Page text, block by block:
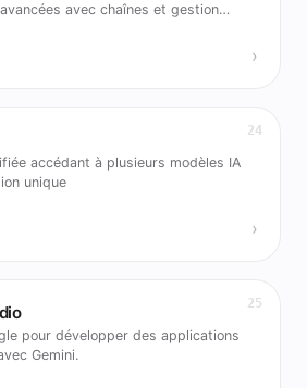
avec chaînes et gestion
›
24
accédant à plusieurs modèles IA
unique
›
25
pour développer des applications
Gemini.